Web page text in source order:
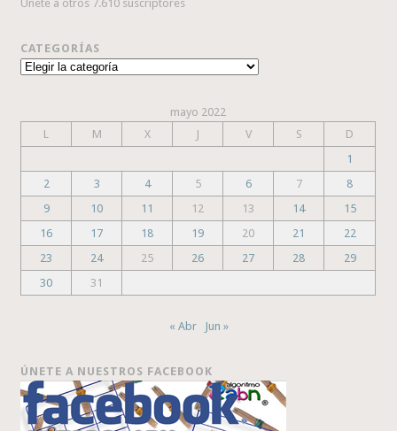
Únete a otros 7.610 suscriptores
CATEGORÍAS
Categorías
mayo 2022
L
M X J V S
D
1
2
3 4 5 6 7
8
9
10 11 12 13 14
15
16
17 18 19 20 21
22
23
24 25 26 27 28
29
30
31
« Abr Jun »
ÚNETE A NUESTROS FACEBOOK